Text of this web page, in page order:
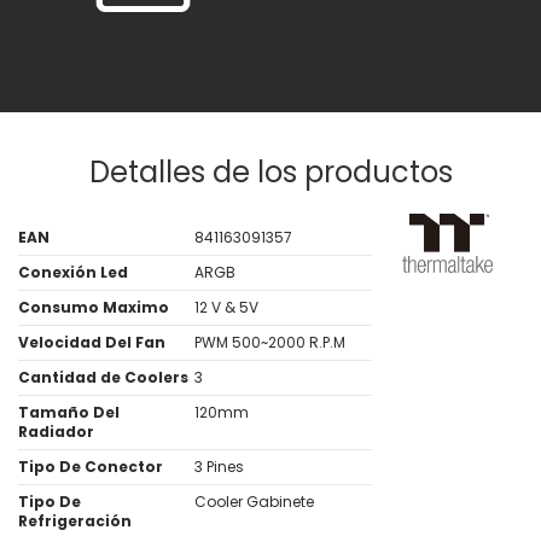
Detalles de los productos
EAN
841163091357
Conexión Led
ARGB
Consumo Maximo
12 V & 5V
Velocidad Del Fan
PWM 500~2000 R.P.M
Cantidad de Coolers 3
Tamaño Del
Radiador
120mm
Tipo De Conector
3 Pines
Tipo De
Refrigeración
Cooler Gabinete